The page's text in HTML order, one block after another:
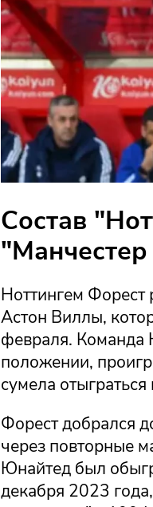
Состав
Ноттингем Форест
Астон Виллы,
февраля. Команда
положении,
сумела
Форест добрался
через повторные
Юнайтед был
декабря 2023